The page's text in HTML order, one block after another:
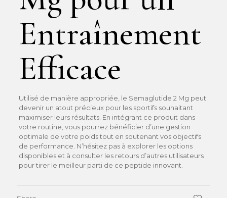
Entraînement
Efficace
Utilisé de manière appropriée, le Semaglutide 2 Mg peut
devenir un atout précieux pour les sportifs souhaitant
maximiser leurs résultats. En intégrant ce produit dans
votre routine, vous pourrez bénéficier d’une gestion
optimale de votre poids tout en soutenant vos objectifs
de performance. N’hésitez pas à explorer les options
disponibles et à consulter les retours d’autres utilisateurs
pour tirer le meilleur parti de ce peptide innovant.